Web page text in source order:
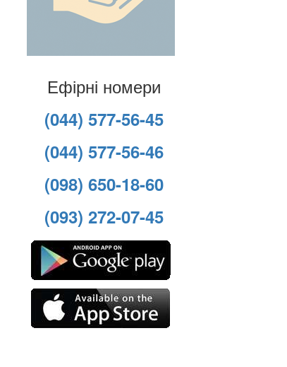
Ефірні номери
(044) 577-56-45
(044) 577-56-46
(098) 650-18-60
(093) 272-07-45